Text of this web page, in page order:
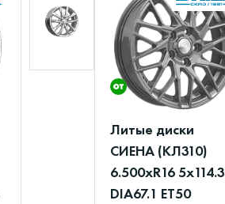
Литые диски
СИЕНА (КЛ310)
6.500xR16 5x114.3
DIA67.1 ET50